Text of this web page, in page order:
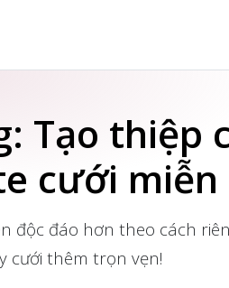
Tạo thiệp
cưới
độc đáo hơn theo cách
cưới thêm trọn vẹn!